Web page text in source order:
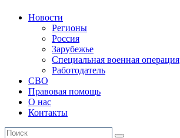
Новости
Регионы
Россия
Зарубежье
Специальная военная операция
Работодатель
СВО
Правовая помощь
О нас
Контакты